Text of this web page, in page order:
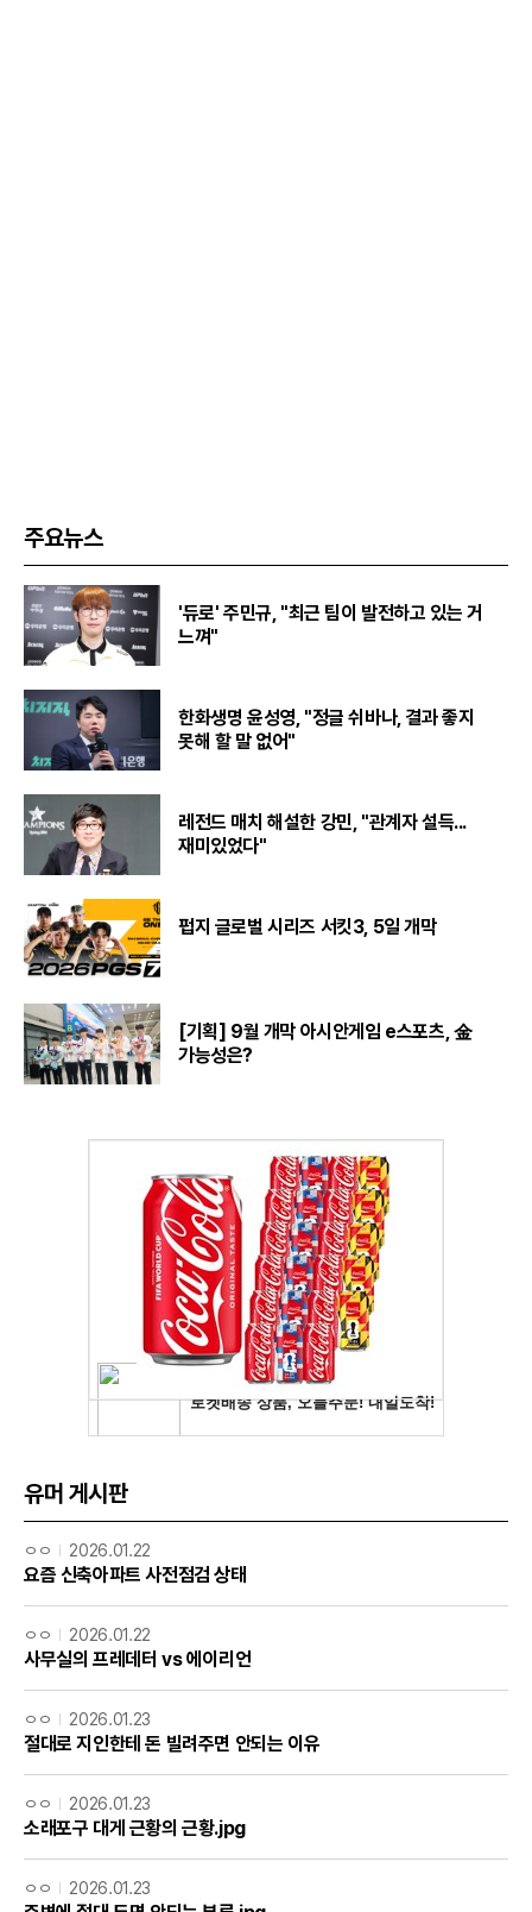
주요뉴스
'듀로' 주민규, "최근 팀이 발전하고 있는 거
느껴"
한화생명 윤성영, "정글 쉬바나, 결과 좋지
못해 할 말 없어"
레전드 매치 해설한 강민, "관계자 설득...
재미있었다"
펍지 글로벌 시리즈 서킷3, 5일 개막
[기획] 9월 개막 아시안게임 e스포츠, 金
가능성은?
유머 게시판
ㅇㅇ 2026.01.22
요즘 신축아파트 사전점검 상태
ㅇㅇ 2026.01.22
사무실의 프레데터 vs 에이리언
ㅇㅇ 2026.01.23
절대로 지인한테 돈 빌려주면 안되는 이유
ㅇㅇ 2026.01.23
소래포구 대게 근황의 근황.jpg
ㅇㅇ 2026.01.23